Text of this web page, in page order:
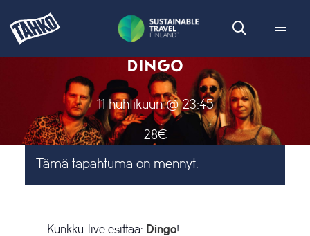
DINGO
11 huhtikuun @ 23:45
28€
Tämä tapahtuma on mennyt.
Kunkku-live esittää: Dingo!